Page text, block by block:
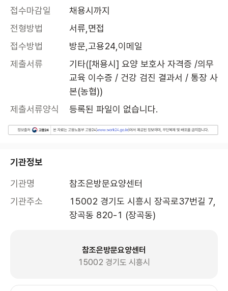
접수마감일
채용시까지
전형방법
서류,면접
접수방법
방문,고용24,이메일
제출서류
기타([채용시] 요양 보호사 자격증 /의무
교육 이수증 / 건강 검진 결과서 / 통장 사
본(농협))
제출서류양식
등록된 파일이 없습니다.
기관정보
기관명
참조은방문요양센터
기관주소
15002 경기도 시흥시 장곡로37번길 7,
장곡동 820-1 (장곡동)
참조은방문요양센터
15002 경기도 시흥시